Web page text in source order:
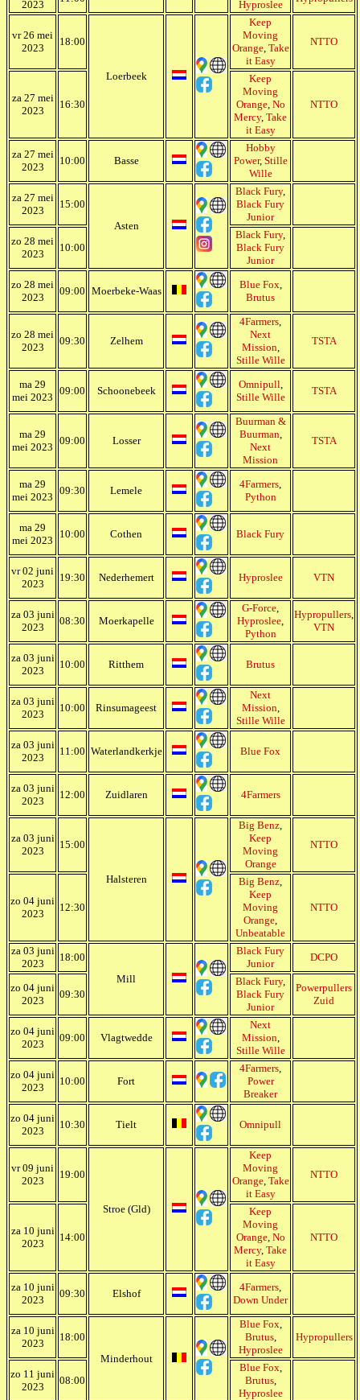
2023 Hyproslee
vr 26 mei
2023
18:00
Loerbeek
Keep
Moving
Orange, Take
it Easy
NTTO
za 27 mei
2023
16:30
Keep
Moving
Orange, No
Mercy, Take
it Easy
NTTO
za 27 mei
2023
10:00 Basse
Hobby
Power, Stille
Wille
za 27 mei
2023
15:00
Asten
Black Fury,
Black Fury
Junior
zo 28 mei
2023
10:00
Black Fury,
Black Fury
Junior
zo 28 mei
2023
09:00 Moerbeke-Waas
Blue Fox
Brutus
zo 28 mei
2023
09:30 Zelhem
4Farmers
Next
Mission
Stille Wille
TSTA
ma 29
mei 2023
09:00 Schoonebeek
Omnipull
Stille Wille
TSTA
ma 29
mei 2023
09:00 Losser
Buurman &
Buurman
Next
Mission
TSTA
ma 29
mei 2023
09:30 Lemele
4Farmers
Python
ma 29
mei 2023
10:00 Cothen Black Fury
vr 02 juni
2023
19:30 Nederhemert Hyproslee VTN
za 03 juni
2023
08:30 Moerkapelle
G-Force
Hyproslee
Python
Hypropullers
VTN
za 03 juni
2023
10:00 Ritthem Brutus
za 03 juni
2023
10:00 Rinsumageest
Next
Mission
Stille Wille
za 03 juni
2023
11:00 Waterlandkerkje Blue Fox
za 03 juni
2023
12:00 Zuidlaren 4Farmers
za 03 juni
2023
15:00
Halsteren
Big Benz
Keep
Moving
Orange
NTTO
zo 04 juni
2023
12:30
Big Benz
Keep
Moving
Orange
Unbeatable
NTTO
za 03 juni
2023
18:00
Mill
Black Fury
Junior
DCPO
zo 04 juni
2023
09:30
Black Fury,
Black Fury
Junior
Powerpullers
Zuid
zo 04 juni
2023
09:00 Vlagtwedde
Next
Mission
Stille Wille
zo 04 juni
2023
10:00 Fort
4Farmers
Power
Breaker
zo 04 juni
2023
10:30 Tielt Omnipull
vr 09 juni
2023
19:00
Stroe (Gld)
Keep
Moving
Orange, Take
it Easy
NTTO
za 10 juni
2023
14:00
Keep
Moving
Orange, No
Mercy, Take
it Easy
NTTO
za 10 juni
2023
09:30 Elshof
4Farmers
Down Under
za 10 juni
2023
18:00
Minderhout
Blue Fox
Brutus,
Hyproslee
Hypropullers
zo 11 juni
2023
08:00
Blue Fox
Brutus,
Hyproslee